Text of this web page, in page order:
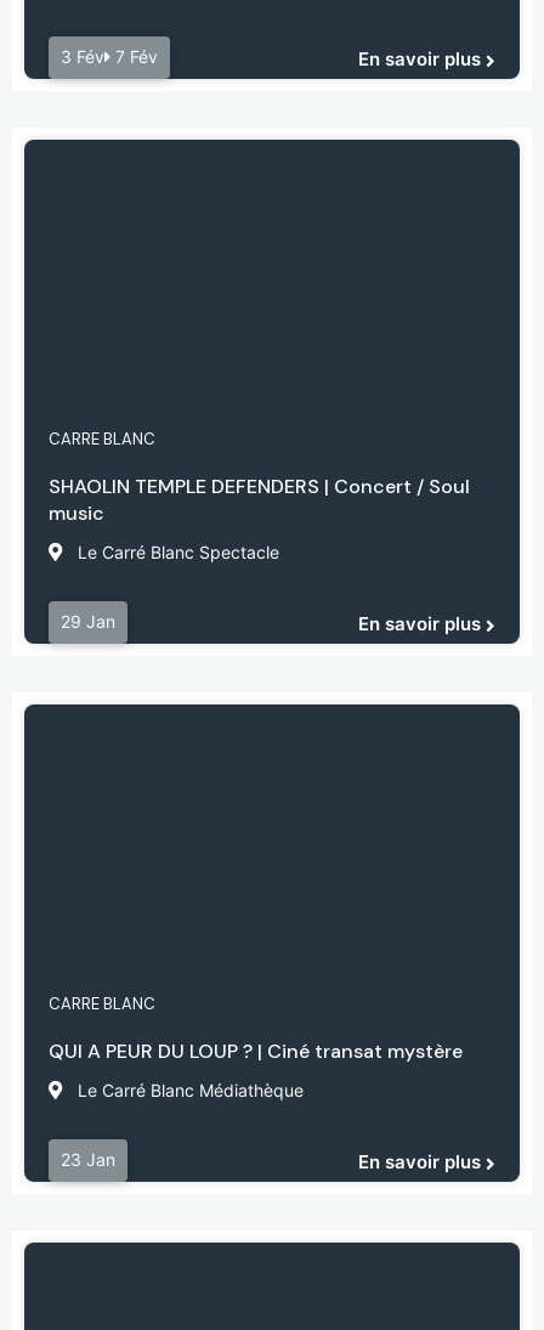
3 Fév 7 Fév En savoir plus
CARRE BLANC
SHAOLIN TEMPLE DEFENDERS | Concert / Soul
music
Le Carré Blanc Spectacle
29 Jan En savoir plus
CARRE BLANC
QUI A PEUR DU LOUP ? | Ciné transat mystère
Le Carré Blanc Médiathèque
23 Jan En savoir plus